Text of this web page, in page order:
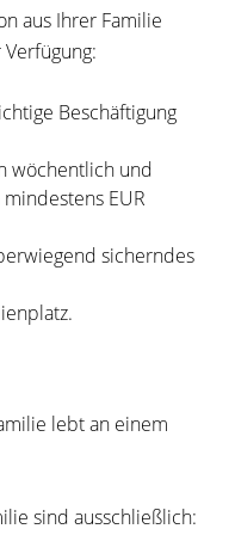
aus Ihrer Familie
Beschäftigung
wöchentlich und
EUR
sicherndes
lebt an einem
sind ausschließlich: